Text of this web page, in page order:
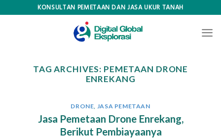
KONSULTAN PEMETAAN DAN JASA UKUR TANAH
TAG ARCHIVES: PEMETAAN DRONE
ENREKANG
DRONE JASA PEMETAAN
Jasa Pemetaan Drone Enrekang,
Berikut Pembiayaanya